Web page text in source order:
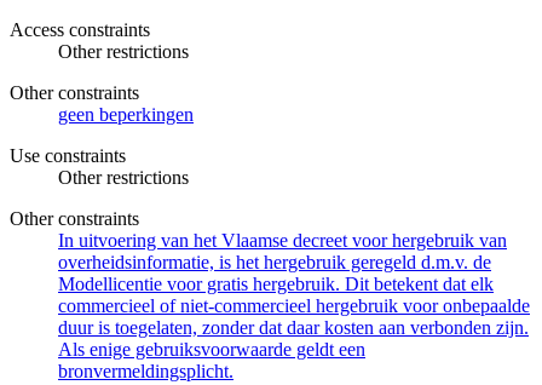
Access constraints
Other restrictions
Other constraints
geen beperkingen
Use constraints
Other restrictions
Other constraints
In uitvoering van het Vlaamse decreet voor hergebruik van
overheidsinformatie, is het hergebruik geregeld d.m.v. de
Modellicentie voor gratis hergebruik. Dit betekent dat elk
commercieel of niet-commercieel hergebruik voor onbepaalde
duur is toegelaten, zonder dat daar kosten aan verbonden zijn.
Als enige gebruiksvoorwaarde geldt een
bronvermeldingsplicht.